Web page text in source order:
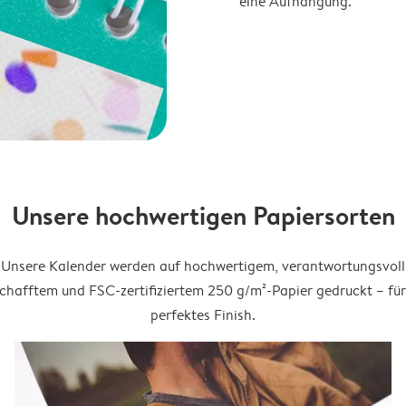
Unsere hochwertigen Papiersorten
Unsere Kalender werden auf hochwertigem, verantwortungsvoll
und FSC-zertifiziertem 250 g/m²-Papier gedruckt –
perfektes Finish.